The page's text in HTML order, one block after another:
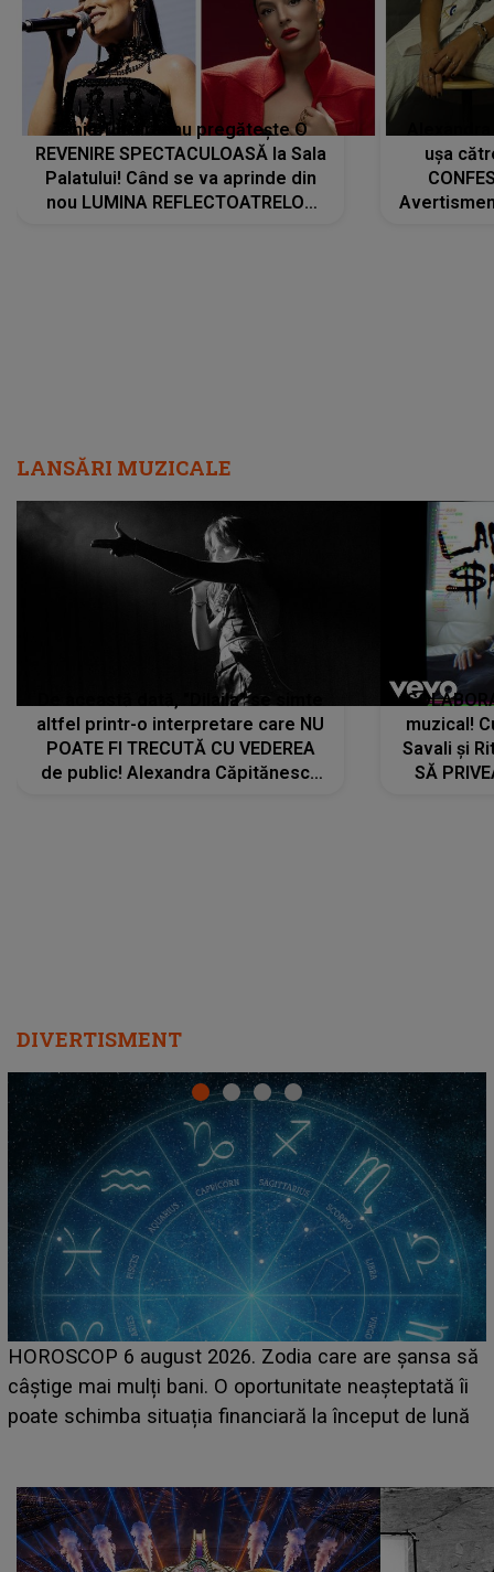
Tania Turtureanu pregătește O
REVENIRE SPECTACULOASĂ la Sala
Palatului! Când se va aprinde din
nou LUMINA REFLECTOATRELOR
ușa
LANSĂRI MUZICALE
De această dată, "Dilaila" se simte
altfel printr-o interpretare care NU
POATE FI TRECUTĂ CU VEDEREA
de public! Alexandra Căpitănescu
muzical!
Savali și
SĂ
DIVERTISMENT
LINE-UP UNTOLD ONE, prima zi. Cine sunt artiștii
care deschid festivalul și de la ce ore au loc cele mai
așteptate concerte pe scena principală?